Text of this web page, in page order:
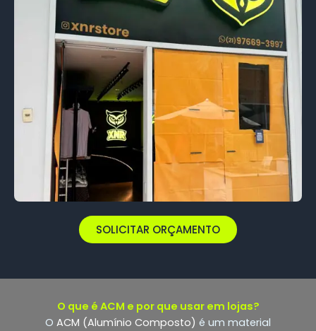
SOLICITAR ORÇAMENTO
O que é ACM e por que usar em lojas?
O ACM (Alumínio Composto) é um material